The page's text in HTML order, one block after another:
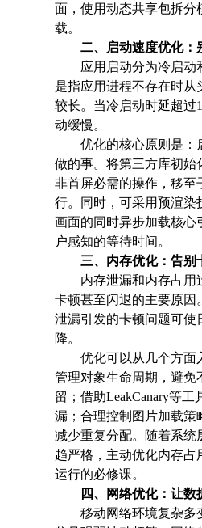
面，使用动态共享包拆分
载。
二、启动速度优化：
应用启动分为冷启动
是指应用进程不存在时从
较长。当冷启动时延超过
动缓慢。
优化的核心原则是：
做的事。将第三方库初始
非首屏必需的操作，移至
行。同时，可采用预渲染
画面的同时异步加载核心
户感知的等待时间。
三、内存优化：告别
内存泄漏和内存占用
卡顿甚至闪退的主要原因
泄漏引发的卡顿问题可使
降。
优化可以从几个方面
管理对象生命周期，避免
留；借助LeakCanary等
漏；合理控制图片加载策
减少重复分配。随着系统
趋严格，主动优化内存占
运行的必修课。
四、网络优化：让数
移动网络环境复杂多